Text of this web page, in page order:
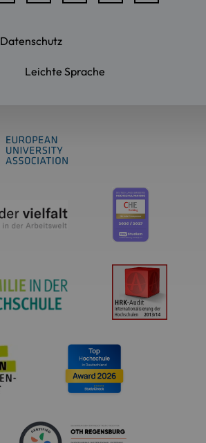
Datenschutz
Leichte Sprache